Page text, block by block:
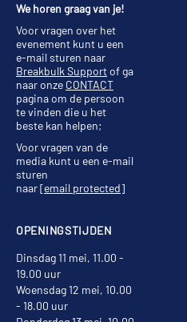
OPENINGSTIJDEN
Dinsdag 11 mei, 11.00 -
19.00 uur
Woensdag 12 mei, 10.00
- 18.00 uur
We horen graag van je!
Voor vragen over het
evenement kunt u een
e-mail sturen naar
Breakbulk Supportof ga
naar onze CONTACT
pagina om de persoon
te vinden die u het
beste kan helpen;
Voor vragen van de
media kunt u een e-mail
sturen
naar[email protected]